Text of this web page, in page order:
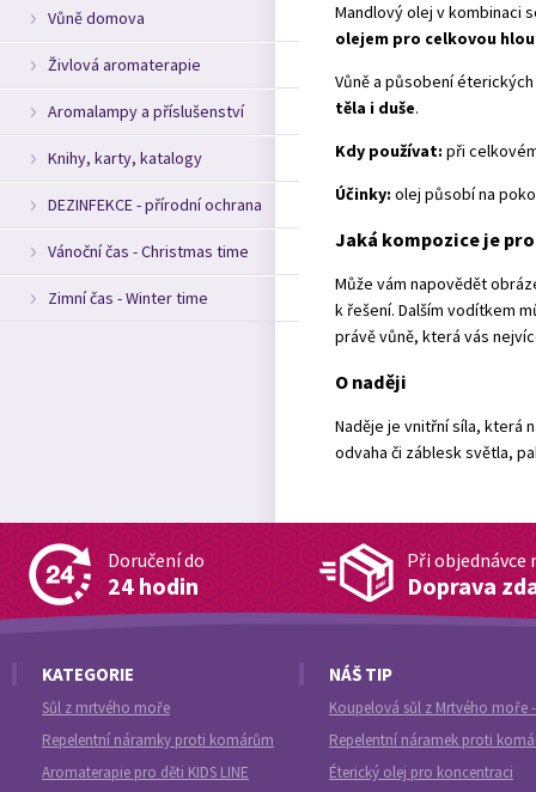
Mandlový olej v kombinaci
olejem pro celkovou
Vůně a působení
těla i duše.
Kdy používat: při
Účinky: olej působí na
Jaká kompozice je
Může vám napovědět
k řešení. Dalším vodítkem
právě vůně, která vás
O naději
Naděje je vnitřní síla, která
odvaha či záblesk světla,
Vůně domova
Živlová aromaterapie
Aromalampy a příslušenství
Knihy, karty, katalogy
DEZINFEKCE - přírodní ochrana
Vánoční čas - Christmas time
Zimní čas - Winter time
Doručení do
24 hodin
Při objednávce
Doprava
KATEGORIE
Sůl z mrtvého moře
Repelentní náramky proti komárům
Aromaterapie pro děti KIDS LINE
NÁŠ TIP
Koupelová sůl z Mrtvého moře
Repelentní náramek proti
Éterický olej pro koncentraci